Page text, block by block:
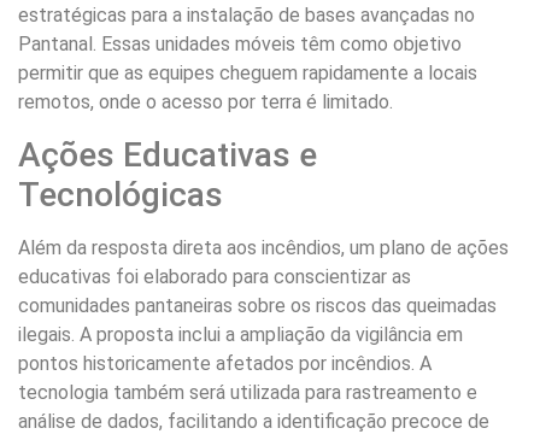
estratégicas para a instalação de bases avançadas no
Pantanal. Essas unidades móveis têm como objetivo
permitir que as equipes cheguem rapidamente a locais
remotos, onde o acesso por terra é limitado.
Ações Educativas e
Tecnológicas
Além da resposta direta aos incêndios, um plano de ações
educativas foi elaborado para conscientizar as
comunidades pantaneiras sobre os riscos das queimadas
ilegais. A proposta inclui a ampliação da vigilância em
pontos historicamente afetados por incêndios. A
tecnologia também será utilizada para rastreamento e
análise de dados, facilitando a identificação precoce de